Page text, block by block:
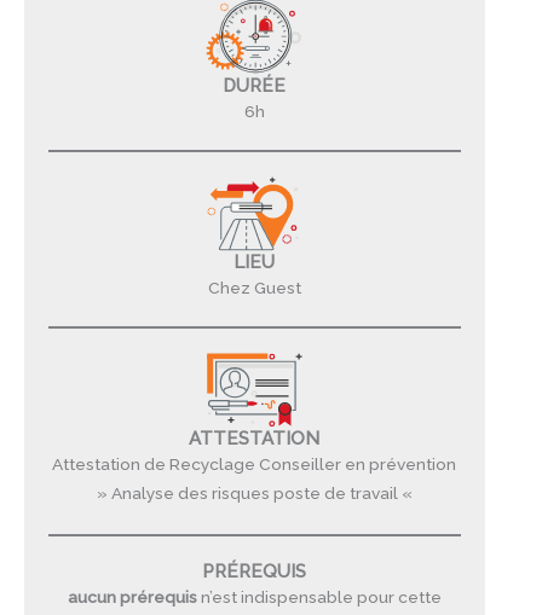
DURÉE
6h
LIEU
Chez Guest
ATTESTATION
Attestation de Recyclage Conseiller en prévention
» Analyse des risques poste de travail «
PRÉREQUIS
aucun prérequisn’est indispensable pour cette